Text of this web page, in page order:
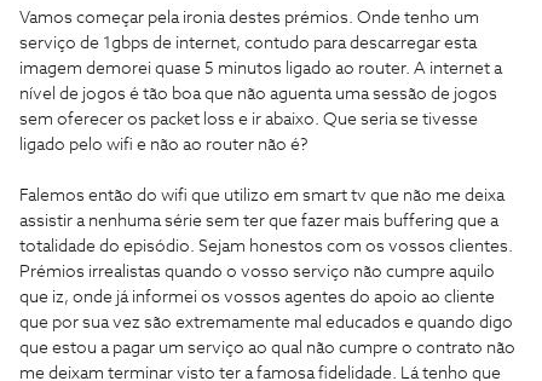
Vamos começar pela ironia destes prémios. Onde tenho um
serviço de 1gbps de internet, contudo para descarregar esta
imagem demorei quase 5 minutos ligado ao router. A internet a
nível de jogos é tão boa que não aguenta uma sessão de jogos
sem oferecer os packet loss e ir abaixo. Que seria se tivesse
ligado pelo wifi e não ao router não é?
Falemos então do wifi que utilizo em smart tv que não me deixa
assistir a nenhuma série sem ter que fazer mais buffering que a
totalidade do episódio. Sejam honestos com os vossos clientes.
Prémios irrealistas quando o vosso serviço não cumpre aquilo
que iz, onde já informei os vossos agentes do apoio ao cliente
que por sua vez são extremamente mal educados e quando digo
que estou a pagar um serviço ao qual não cumpre o contrato não
me deixam terminar visto ter a famosa fidelidade. Lá tenho que